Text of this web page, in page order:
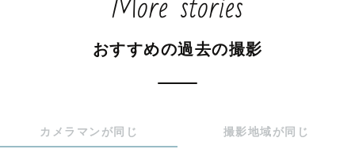
沢山の出来事を思い出すことが出来ると思います。
おすすめの過去の撮影
カメラマンが同じ 撮影地域が同じ